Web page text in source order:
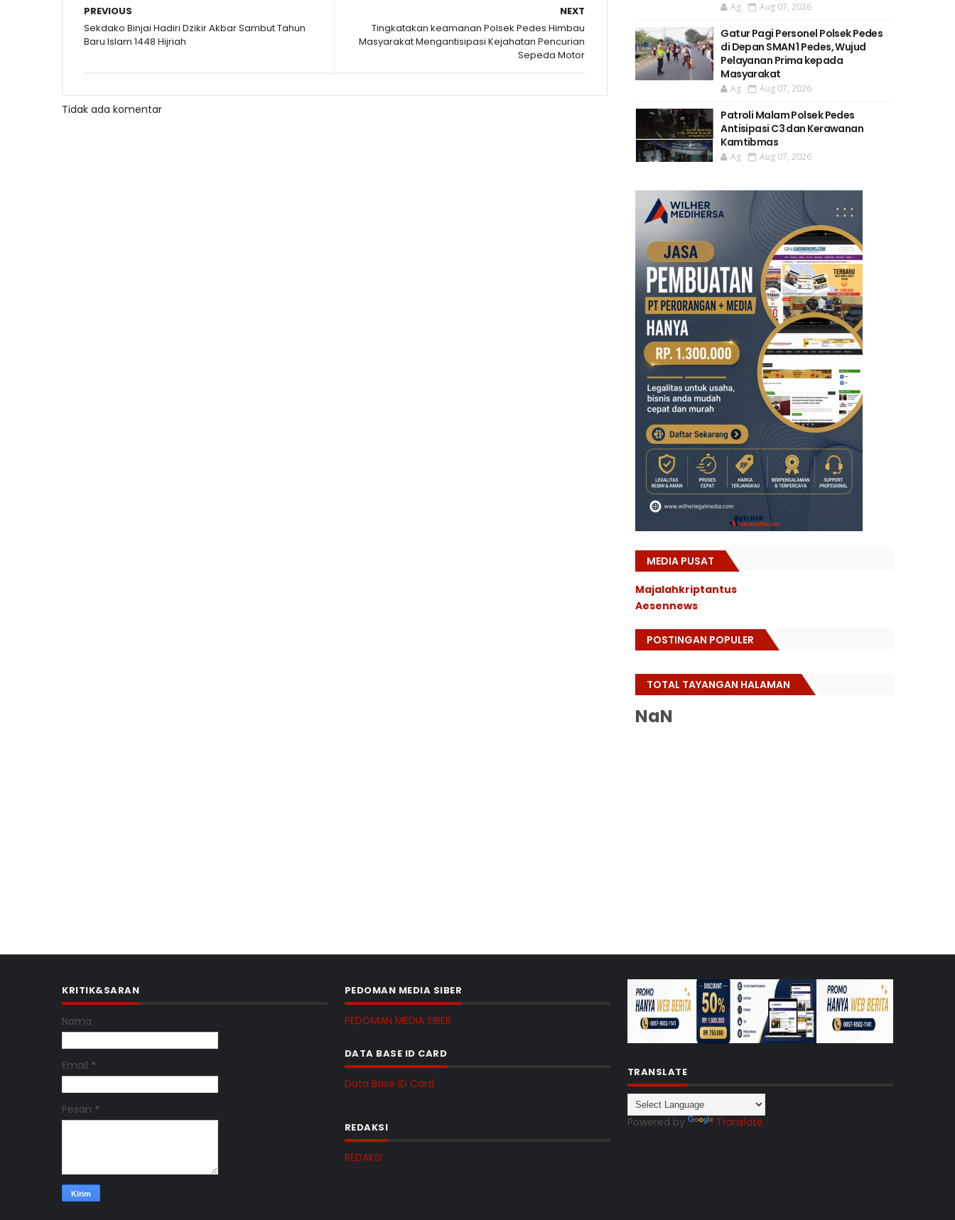
NEXT
Tingkatakan keamanan Polsek Pedes Himbau
Masyarakat Mengantisipasi Kejahatan Pencurian
Sepeda Motor
PREVIOUS
Sekdako Binjai Hadiri Dzikir Akbar Sambut Tahun
Baru Islam 1448 Hijriah
Tidak ada komentar
Ag Aug 07, 2026
Gatur Pagi Personel Polsek Pedes
di Depan SMAN 1 Pedes, Wujud
Pelayanan Prima kepada
Masyarakat
Ag Aug 07, 2026
Patroli Malam Polsek Pedes
Antisipasi C3 dan Kerawanan
Kamtibmas
Ag Aug 07, 2026
MEDIA PUSAT
Majalahkriptantus
Aesennews
POSTINGAN POPULER
TOTAL TAYANGAN HALAMAN
NaN
KRITIK&SARAN
Nama
Email *
Pesan *
PEDOMAN MEDIA SIBER
PEDOMAN MEDIA SIBER
DATA BASE ID CARD
Data Base ID Card
REDAKSI
REDAKSI
TRANSLATE
Powered by Translate